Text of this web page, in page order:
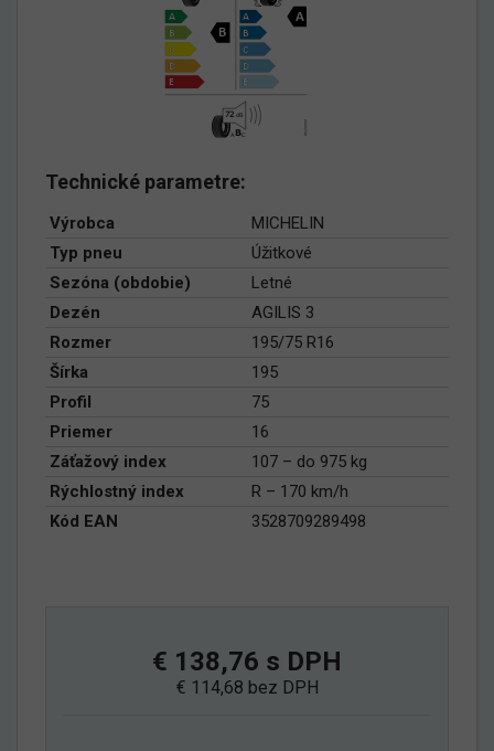
Technické parametre:
Výrobca
MICHELIN
Typ pneu
Úžitkové
Sezóna (obdobie)
Letné
Dezén
AGILIS 3
Rozmer
195/75 R16
Šírka
195
Profil
75
Priemer
16
Záťažový index
107 – do 975 kg
Rýchlostný index
R – 170 km/h
Kód EAN
3528709289498
€ 138,76 s DPH
€ 114,68 bez DPH